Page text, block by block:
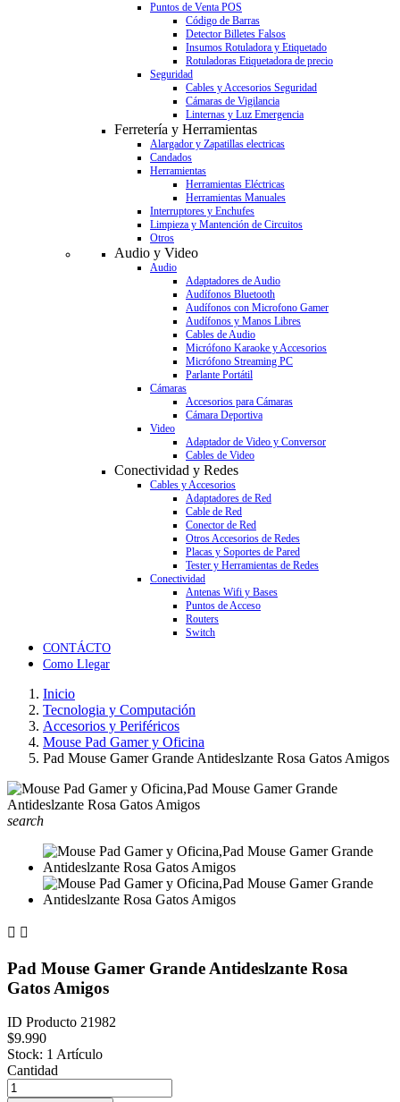
Puntos de Venta POS
Código de Barras
Detector Billetes Falsos
Insumos Rotuladora y Etiquetado
Rotuladoras Etiquetadora de precio
Seguridad
Cables y Accesorios Seguridad
Cámaras de Vigilancia
Linternas y Luz Emergencia
Ferretería y Herramientas
Alargador y Zapatillas electricas
Candados
Herramientas
Herramientas Eléctricas
Herramientas Manuales
Interruptores y Enchufes
Limpieza y Mantención de Circuitos
Otros
Audio y Video
Audio
Adaptadores de Audio
Audífonos Bluetooth
Audífonos con Microfono Gamer
Audífonos y Manos Libres
Cables de Audio
Micrófono Karaoke y Accesorios
Micrófono Streaming PC
Parlante Portátil
Cámaras
Accesorios para Cámaras
Cámara Deportiva
Video
Adaptador de Video y Conversor
Cables de Video
Conectividad y Redes
Cables y Accesorios
Adaptadores de Red
Cable de Red
Conector de Red
Otros Accesorios de Redes
Placas y Soportes de Pared
Tester y Herramientas de Redes
Conectividad
Antenas Wifi y Bases
Puntos de Acceso
Routers
Switch
CONTÁCTO
Como Llegar
Inicio
Tecnologia y Computación
Accesorios y Periféricos
Mouse Pad Gamer y Oficina
Pad Mouse Gamer Grande Antideslzante Rosa Gatos Amigos
search
 
Pad Mouse Gamer Grande Antideslzante Rosa
Gatos Amigos
ID Producto 21982
$9.990
Stock: 1 Artículo
Cantidad